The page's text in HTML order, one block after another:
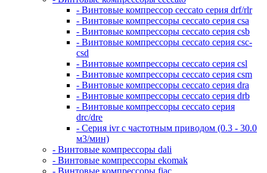
- Винтовые компрессор ceccato серия drf/rlr
- Винтовые компрессоры ceccato серия csa
- Винтовые компрессоры ceccato серия csb
- Винтовые компрессоры ceccato серия csc-
csd
- Винтовые компрессоры ceccato серия csl
- Винтовые компрессоры ceccato серия csm
- Винтовые компрессоры ceccato серия dra
- Винтовые компрессоры ceccato серия drb
- Винтовые компрессоры ceccato серия
drc/dre
- Серия ivr с частотным приводом (0.3 - 30.0
м3/мин)
- Винтовые компрессоры dali
- Винтовые компрессоры ekomak
- Винтовые компрессоры fiac